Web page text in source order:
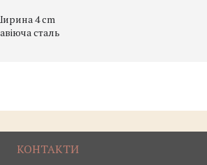
4 cm
сталь